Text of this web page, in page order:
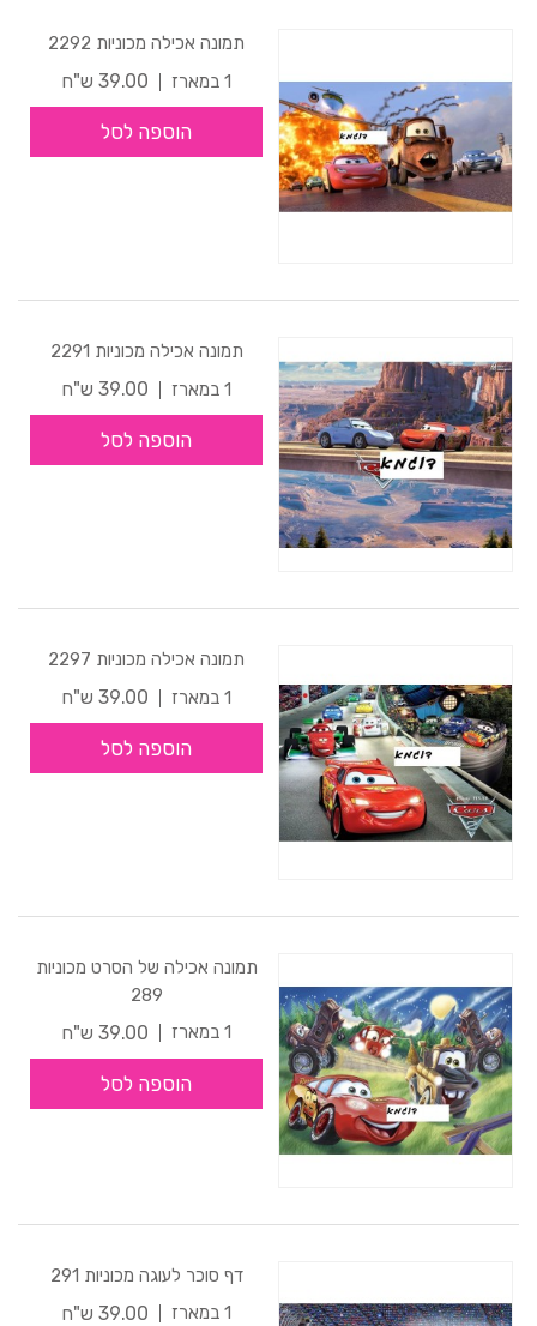
תמונה אכילה מכוניות 2292
1 במארז
39.00 ש"ח
הוספה לסל
תמונה אכילה מכוניות 2291
1 במארז
39.00 ש"ח
הוספה לסל
תמונה אכילה מכוניות 2297
1 במארז
39.00 ש"ח
הוספה לסל
תמונה אכילה של הסרט מכוניות
289
1 במארז
39.00 ש"ח
הוספה לסל
דף סוכר לעוגה מכוניות 291
1 במארז
39.00 ש"ח